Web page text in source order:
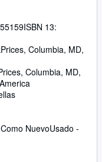
ISBN 13:
Columbia, MD,
, Columbia, MD,
NuevoUsado -